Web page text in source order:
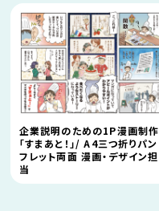
企業説明のための1P漫画制作
「すまあと！」/ A4三つ折りパン
フレット両面 漫画・デザイン担
当